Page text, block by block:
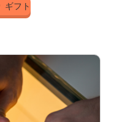
ギフト